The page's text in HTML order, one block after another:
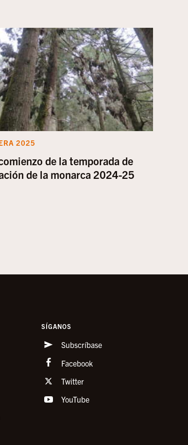
2025
de la temporada de
de la monarca 2024-25
SÍGANOS
Subscríbase
Facebook
Twitter
YouTube